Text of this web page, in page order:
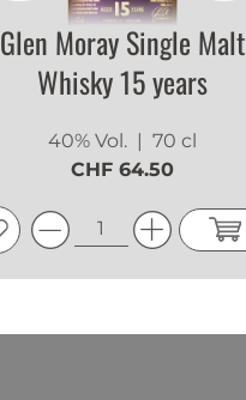
Glen Moray Single Malt
Whisky 15 years
40% Vol.
| 70 cl
CHF 64.50